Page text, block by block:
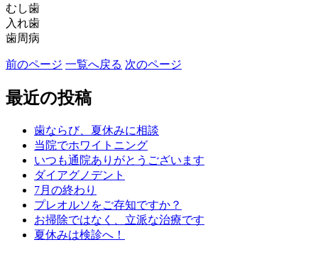
むし歯
入れ歯
歯周病
前のページ 一覧へ戻る 次のページ
最近の投稿
歯ならび、夏休みに相談
当院でホワイトニング
いつも通院ありがとうございます
ダイアグノデント
7月の終わり
プレオルソをご存知ですか？
お掃除ではなく、立派な治療です
夏休みは検診へ！